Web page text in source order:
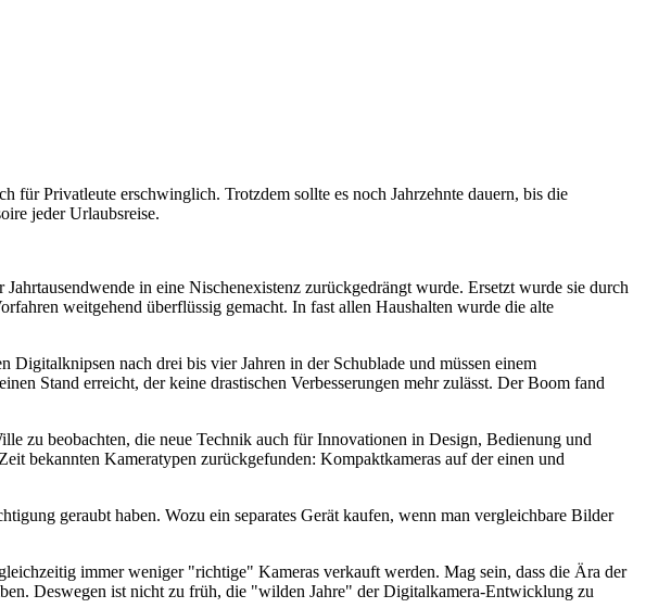
für Privatleute erschwinglich. Trotzdem sollte es noch Jahrzehnte dauern, bis die
jeder Urlaubsreise.
in eine Nischenexistenz zurückgedrängt wurde. Ersetzt wurde sie durch
weitgehend überflüssig gemacht. In fast allen Haushalten wurde die alte
Digitalknipsen nach drei bis vier Jahren in der Schublade und müssen einem
Stand erreicht, der keine drastischen Verbesserungen mehr zulässt. Der Boom fand
zu beobachten, die neue Technik auch für Innovationen in Design, Bedienung und
bekannten Kameratypen zurückgefunden: Kompaktkameras auf der einen und
geraubt haben. Wozu ein separates Gerät kaufen, wenn man vergleichbare Bilder
immer weniger "richtige" Kameras verkauft werden. Mag sein, dass die Ära der
Deswegen ist nicht zu früh, die "wilden Jahre" der Digitalkamera-Entwicklung zu